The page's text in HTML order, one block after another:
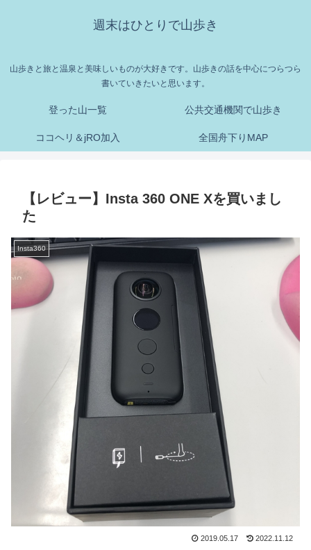
週末はひとりで山歩き
山歩きと旅と温泉と美味しいものが大好きです。山歩きの話を中心につらつら
書いていきたいと思います。
登った山一覧 公共交通機関で山歩き
ココヘリ＆jRO加入 全国舟下りMAP
【レビュー】Insta 360 ONE Xを買いまし
た
Insta360
2019.05.17 2022.11.12